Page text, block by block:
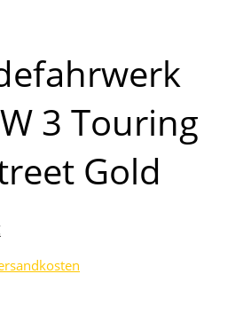
3 Touring
Gold
Aktueller
ist: